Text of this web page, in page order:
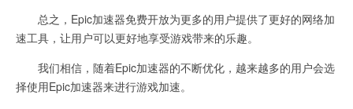
总之，Epic加速器免费开放为更多的用户提供了更好的网络加
速工具，让用户可以更好地享受游戏带来的乐趣。
我们相信，随着Epic加速器的不断优化，越来越多的用户会选
择使用Epic加速器来进行游戏加速。